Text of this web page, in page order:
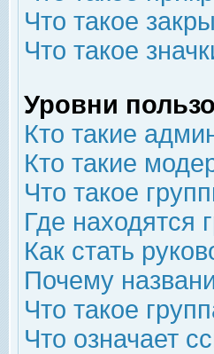
Что такое
Что такое
Уровни
Кто такие
Кто такие
Что такое
Где находятся
Как стать
Почему
Что такое
Что означает